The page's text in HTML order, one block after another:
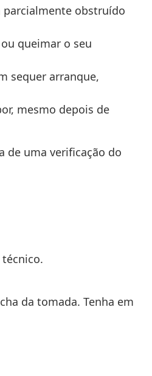
parcialmente obstruído
queimar o seu
sequer arranque,
mesmo depois de
de uma verificação do
da tomada. Tenha em